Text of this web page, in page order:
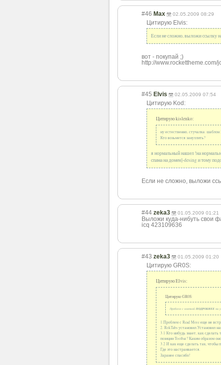
#46 Max 02.05.2009 08:29
Цитирую Elvis:
Если не сложно, выложи ссылку
вот - покупай ;)
http://
#45 Elvis 02.05.2009 07:54
Цитирую Kod:
Цитирую kislenko:
ну естественно, стучалка. шаблон
Кто возьмется зануллить?
я нормальный нашел !на
спама на домен]-desing и тому
Если не сложно, выложи
#44 zeka3 01.05.2009 01:21
Выложи куда-нибуть свои
icq 423109636
#43 zeka3 01.05.2009 01:20
Цитирую GR0S:
Цитирую Elvis:
Цитирую GR0S:
Проблем с кнопкой ПОДРОБНЕЕни у
1.Проблем с Read More еще не
2. RokTabs установил.Установил
3.1 Кто нибудь знает, как
позиции Toolbar? Каким образом
3.2 И как еще сделать так, чтобы
Где это настраивается.
Заранее спасибо!